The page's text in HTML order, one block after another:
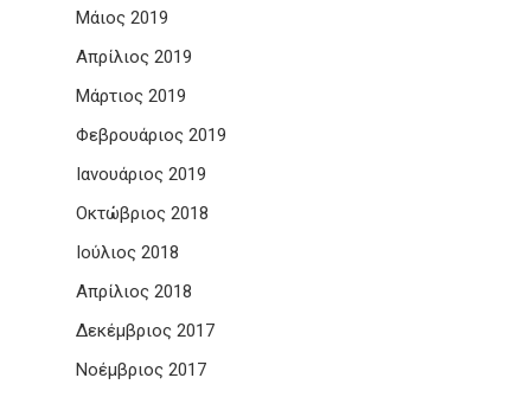
Μάιος 2019
Απρίλιος 2019
Μάρτιος 2019
Φεβρουάριος 2019
Ιανουάριος 2019
Οκτώβριος 2018
Ιούλιος 2018
Απρίλιος 2018
Δεκέμβριος 2017
Νοέμβριος 2017